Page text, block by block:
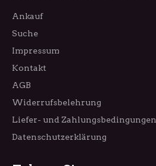
Ankauf
Suche
Impressum
Kontakt
AGB
Widerrufsbelehrung
Liefer- und Zahlungsbedingungen
Datenschutzerklärung